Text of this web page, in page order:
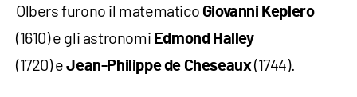
Olbers furono il matematico Giovanni Keplero
(1610) e gli astronomi Edmond Halley
(1720) eJean-Philippe de Cheseaux(1744).